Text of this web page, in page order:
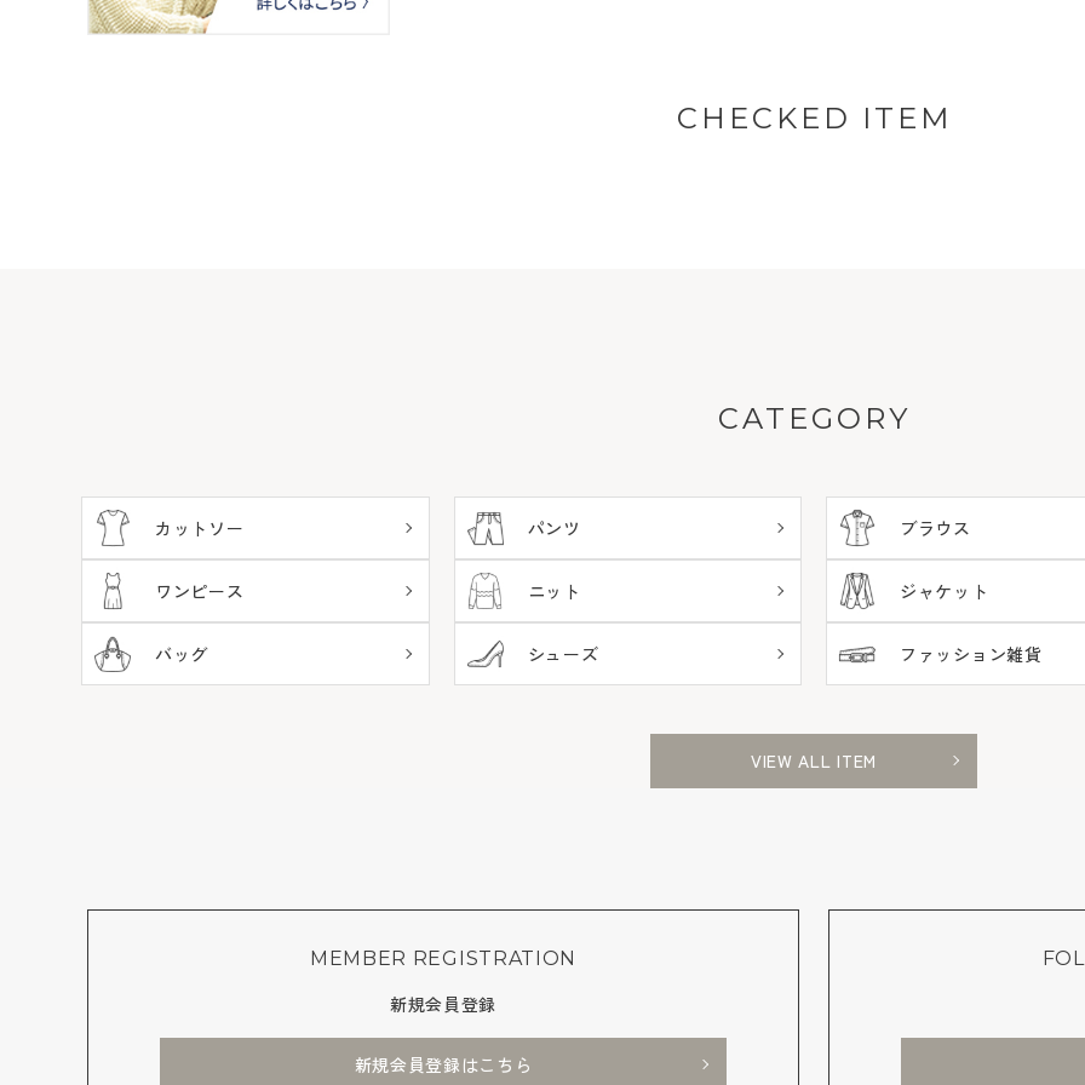
CHECKED ITEM
CATEGORY
カットソー パンツ ブラウス
ワンピース ニット ジャケット
バッグ シューズ ファッション雑貨
VIEW ALL ITEM
MEMBER REGISTRATION
新規会員登録
新規会員登録はこちら